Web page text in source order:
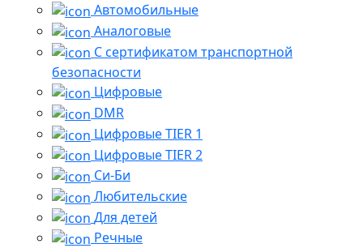
Автомобильные
Аналоговые
С сертификатом транспортной
безопасности
Цифровые
DMR
Цифровые TIER 1
Цифровые TIER 2
Си-Би
Любительские
Для детей
Речные